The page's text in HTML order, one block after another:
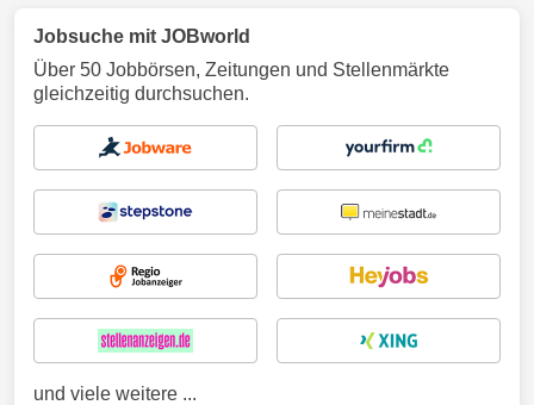
Jobsuche mit JOBworld
Über 50 Jobbörsen, Zeitungen und Stellenmärkte
gleichzeitig durchsuchen.
und viele weitere ...